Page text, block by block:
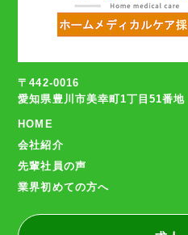
〒442-0016
愛知県豊川市美幸町1丁目51番地
HOME
会社紹介
先輩社員の声
業界初めての方へ